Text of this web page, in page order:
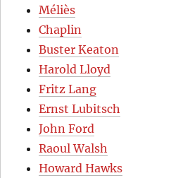
Méliès
Chaplin
Buster Keaton
Harold Lloyd
Fritz Lang
Ernst Lubitsch
John Ford
Raoul Walsh
Howard Hawks